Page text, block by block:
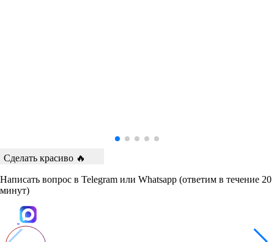
Сделать красиво 🔥
Написать вопрос в Telegram или Whatsapp (ответим в течение 20
минут)